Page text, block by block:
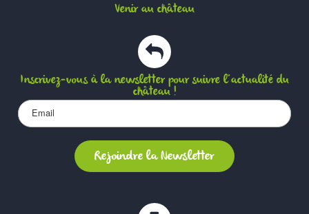
Venir au château
Inscrivez-vous à la newsletter pour suivre l’actualité du
château !